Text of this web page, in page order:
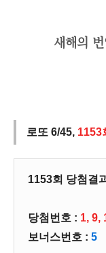
새해의
로또 6/45, 1153
1153회 당첨결
당첨번호 : 1, 9,
보너스번호 : 5